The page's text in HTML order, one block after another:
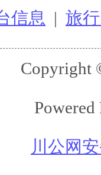
信息 | 旅
Copyright
Powered
川公网